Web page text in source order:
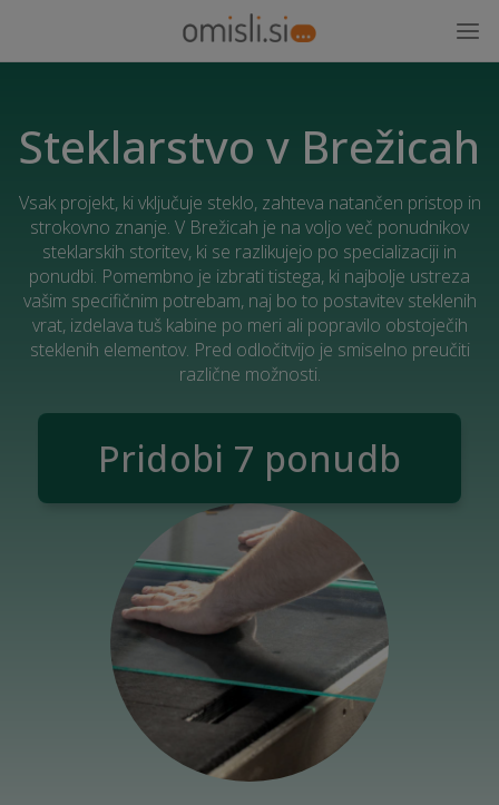
Steklarstvo v Brežicah
Vsak projekt, ki vključuje steklo, zahteva natančen pristop in
strokovno znanje. V Brežicah je na voljo več ponudnikov
steklarskih storitev, ki se razlikujejo po specializaciji in
ponudbi. Pomembno je izbrati tistega, ki najbolje ustreza
vašim specifičnim potrebam, naj bo to postavitev steklenih
vrat, izdelava tuš kabine po meri ali popravilo obstoječih
steklenih elementov. Pred odločitvijo je smiselno preučiti
različne možnosti.
Pridobi 7 ponudb